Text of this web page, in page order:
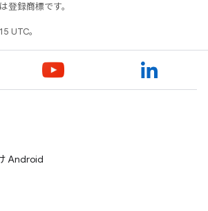
登録商標です。
UTC。
Android